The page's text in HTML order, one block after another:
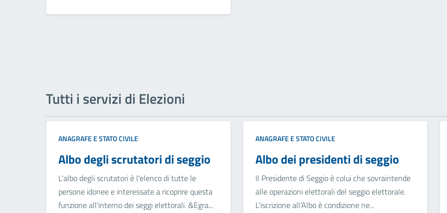
Tutti i servizi di Elezioni
ANAGRAFE E STATO CIVILE
Albo degli scrutatori di seggio
L'albo degli scrutatori è l'elenco di tutte le
persone idonee e interessate a ricoprire questa
funzione all'interno dei seggi elettorali. &Egra...
ANAGRAFE E STATO CIVILE
Albo dei presidenti di seggio
Il Presidente di Seggio è colui che sovraintende
alle operazioni elettorali del seggio elettorale.
L'iscrizione all'Albo è condizione ne...